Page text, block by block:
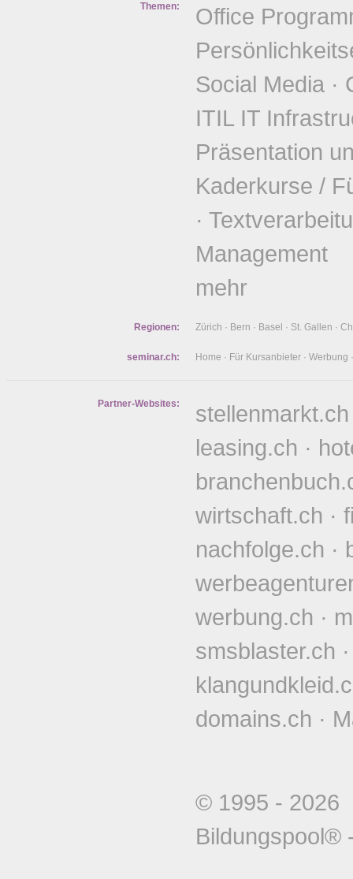
Themen:
Office
Social Media ·
ITIL IT
Präsentation
Kaderkurse /
·
Management
mehr
Regionen: Zürich · Bern · Basel · St. Gallen ·
seminar.ch: Home · Für Kursanbieter · Werbung
Partner-Websites: stellenmarkt.ch
leasing.ch ·
wirtschaft.ch ·
nachfolge.ch ·
werbung.ch ·
smsblaster.ch
domains.ch ·
© 1995 -
Bildungspool®